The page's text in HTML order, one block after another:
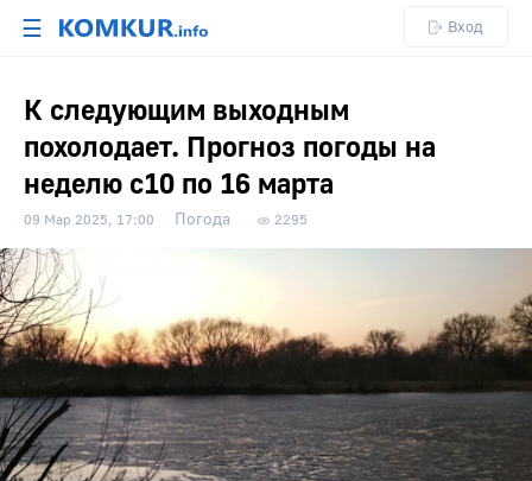
☰ Вход
К следующим выходным
похолодает. Прогноз погоды на
неделю с10 по 16 марта
09 Мар 2025, 17:00 Погода 2295